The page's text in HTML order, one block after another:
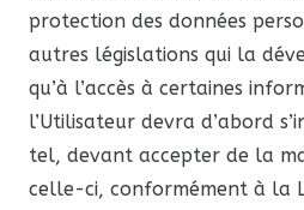
protection des données
autres législations qui la
qu’à l’accès à certaines
l’Utilisateur devra d’abord
tel, devant accepter de la
celle-ci, conformément à la